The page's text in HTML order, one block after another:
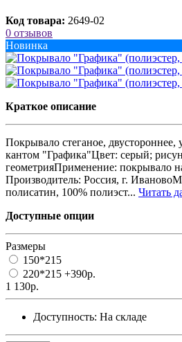
Код товара: 2649-02
0 отзывов
Новинка
Краткое описание
Покрывало стеганое, двустороннее,
кантом "Графика"Цвет: серый;
геометрияПрименение: покрывало
Производитель: Россия, г.
полисатин, 100% полиэст... Читать
Доступные опции
Размеры
150*215
220*215 +390р.
1 130р.
Доступность: На складе